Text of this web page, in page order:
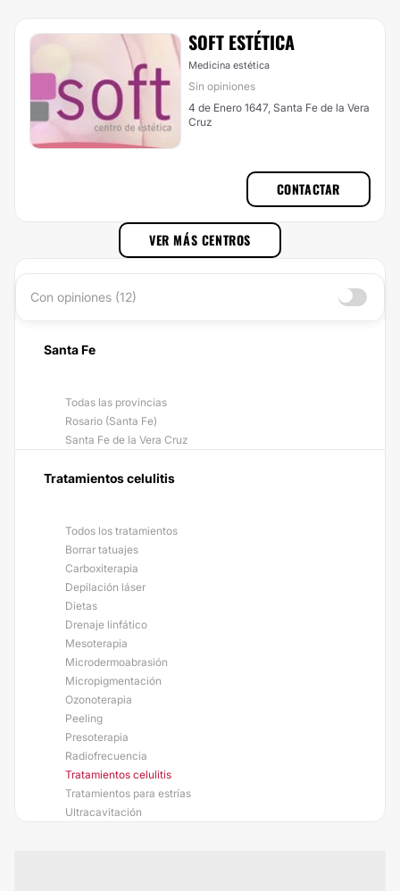
SOFT ESTÉTICA
Medicina estética
Sin opiniones
4 de Enero 1647, Santa Fe de la Vera
Cruz
CONTACTAR
VER MÁS CENTROS
Con opiniones (12)
Santa Fe
Todas las provincias
Rosario (Santa Fe)
Santa Fe de la Vera Cruz
Tratamientos celulitis
Todos los tratamientos
Borrar tatuajes
Carboxiterapia
Depilación láser
Dietas
Drenaje linfático
Mesoterapia
Microdermoabrasión
Micropigmentación
Ozonoterapia
Peeling
Presoterapia
Radiofrecuencia
Tratamientos celulitis
Tratamientos para estrías
Ultracavitación